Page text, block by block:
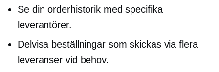
Se din orderhistorik med specifika
leverantörer.
Delvisa beställningar som skickas via flera
leveranser vid behov.